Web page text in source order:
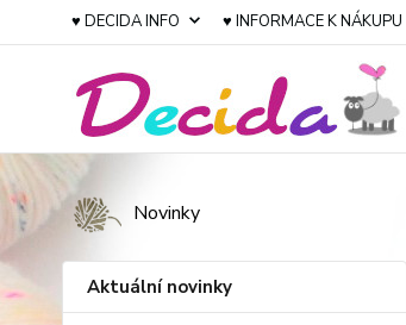
♥ DECIDA INFO ♥ INFORMACE K NÁKUPU
Novinky
Aktuální novinky